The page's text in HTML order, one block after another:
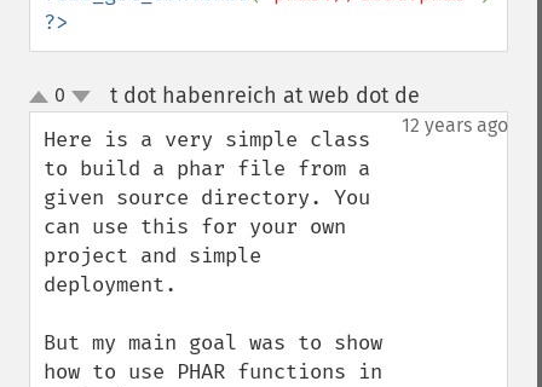
?>
up
down
0 t dot habenreich at web dot de
12 years ago
Here is a very simple class
to build a phar file from a
given source directory. You
can use this for your own
project and simple
deployment.
But my main goal was to show
how to use PHAR functions in